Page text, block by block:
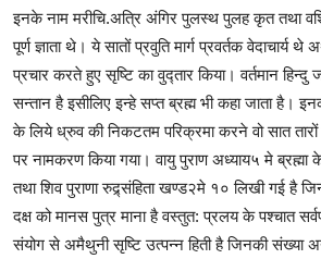
इनके नाम मरीचि.अत्रि अंगिर पुलस्थ पुलह कृत तथा
पूर्ण ज्ञाता थे। ये सातों प्रवुति मार्ग प्रवर्तक वेदाचार्य थे
प्रचार करते हुए सृष्टि का वुद्तार किया। वर्तमान हिन्दु
सन्तान है इसीलिए इन्हे सप्त ब्रह्म भी कहा जाता है।
के लिये ध्रुव की निकटतम परिक्रमा करने वो सात तारों
पर नामकरण किया गया। वायु पुराण अध्याय५ मे ब्रह्मा
तथा शिव पुराणा रुद्र्संहिता खण्ड२मे १० लिखी गई है
दक्ष को मानस पुत्र माना है वस्तुत: प्रलय के पश्चात
संयोग से अमैथुनी सृष्टि उत्पन्न हिती है जिनकी संख्या